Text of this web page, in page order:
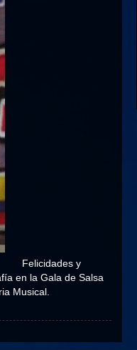
Felicidades y
en la Gala de Salsa
Musical.